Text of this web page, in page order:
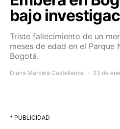
bajo
Triste fallecimiento de un
meses de edad en el Parque
Bogotá.
Diana Marcela Castellanos 23 de
* PUBLICIDAD